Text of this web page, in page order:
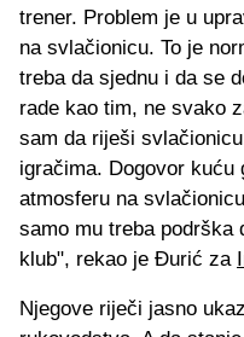
trener. Problem je u
na svlačionicu. To je
treba da sjednu i da se
rade kao tim, ne svako
sam da riješi
igračima. Dogovor kuću
atmosferu na
samo mu treba podrška
klub", rekao je Đurić za
Njegove riječi jasno